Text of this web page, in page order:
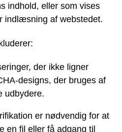
indhold, eller som vises
indlæsning af webstedet.
der ikke ligner
designs, der bruges af
udbydere.
er nødvendig for at
en fil eller få adgang til